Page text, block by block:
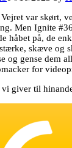
var skørt,
Men Ignite
håbet på, de
skæve og
og gense dem
for
giver til